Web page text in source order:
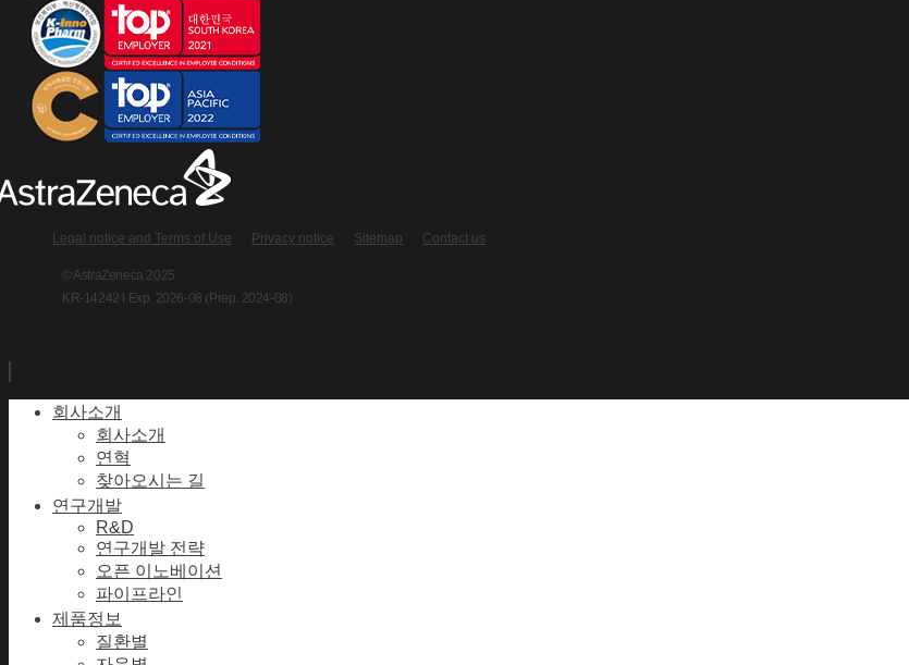
Legal notice and Terms of Use Privacy notice Sitemap Contact us
© AstraZeneca 2025
KR-14242 l Exp. 2026-08 (Prep. 2024-08)
회사소개
회사소개
연혁
찾아오시는 길
연구개발
R&D
연구개발 전략
오픈 이노베이션
파이프라인
제품정보
질환별